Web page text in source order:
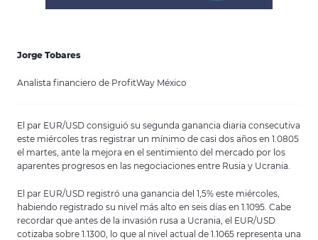
Jorge Tobares
Analista financiero de ProfitWay México
El par EUR/USD consiguió su segunda ganancia diaria consecutiva
este miércoles tras registrar un mínimo de casi dos años en 1.0805
el martes, ante la mejora en el sentimiento del mercado por los
aparentes progresos en las negociaciones entre Rusia y Ucrania.
El par EUR/USD registró una ganancia del 1,5% este miércoles,
habiendo registrado su nivel más alto en seis días en 1.1095. Cabe
recordar que antes de la invasión rusa a Ucrania, el EUR/USD
cotizaba sobre 1.1300, lo que al nivel actual de 1.1065 representa una